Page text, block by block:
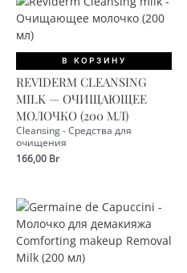
В КОРЗИНУ
REVIDERM CLEANSING
MILK — ОЧИЩАЮЩЕЕ
МОЛОЧКО (200 МЛ)
Cleansing - Средства для
очищения
166,00 Br